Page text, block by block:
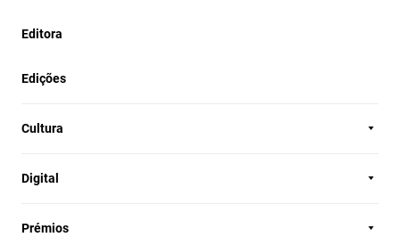
Editora
Edições
Cultura
Digital
Prémios